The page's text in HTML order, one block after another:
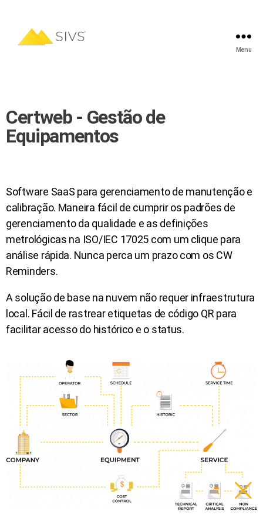
Menu
Certweb - Gestão de
Equipamentos
Software SaaS para gerenciamento de manutenção e
calibração. Maneira fácil de cumprir os padrões de
gerenciamento da qualidade e as definições
metrológicas na ISO/IEC 17025 com um clique para
análise rápida. Nunca perca um prazo com os CW
Reminders.
A solução de base na nuvem não requer infraestrutura
local. Fácil de rastrear etiquetas de código QR para
facilitar acesso do histórico e o status.